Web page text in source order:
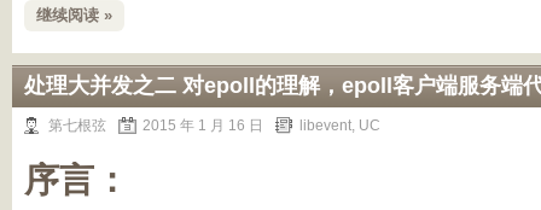
继续阅读 »
处理大并发之二 对epoll的理解，epoll客户端服务端
第七根弦 2015 年 1 月 16 日 libevent UC
序言：